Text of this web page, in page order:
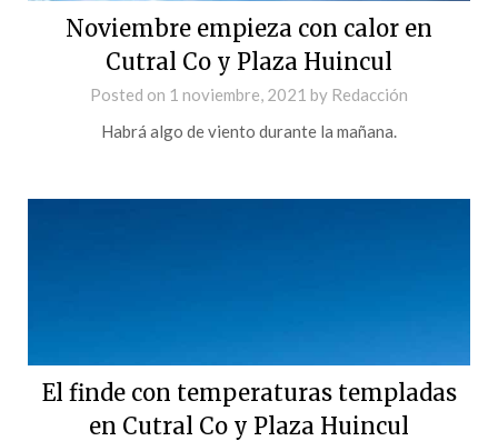
Noviembre empieza con calor en
Cutral Co y Plaza Huincul
Posted on 1 noviembre, 2021 by Redacción
Habrá algo de viento durante la mañana.
El finde con temperaturas templadas
en Cutral Co y Plaza Huincul